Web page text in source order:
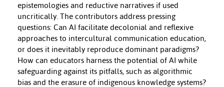
epistemologies and reductive narratives if used
uncritically. The contributors address pressing
questions: Can AI facilitate decolonial and reflexive
approaches to intercultural communication education,
or does it inevitably reproduce dominant paradigms?
How can educators harness the potential of AI while
safeguarding against its pitfalls, such as algorithmic
bias and the erasure of indigenous knowledge systems?